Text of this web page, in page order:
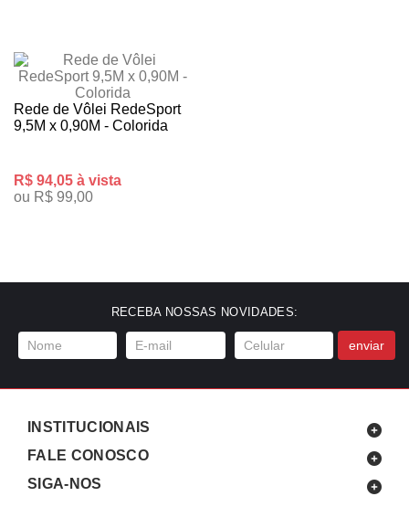
Rede de Vôlei RedeSport
9,5M x 0,90M - Colorida
R$ 94,05 à vista
ou R$ 99,00
RECEBA NOSSAS NOVIDADES:
enviar
INSTITUCIONAIS
FALE CONOSCO
SIGA-NOS